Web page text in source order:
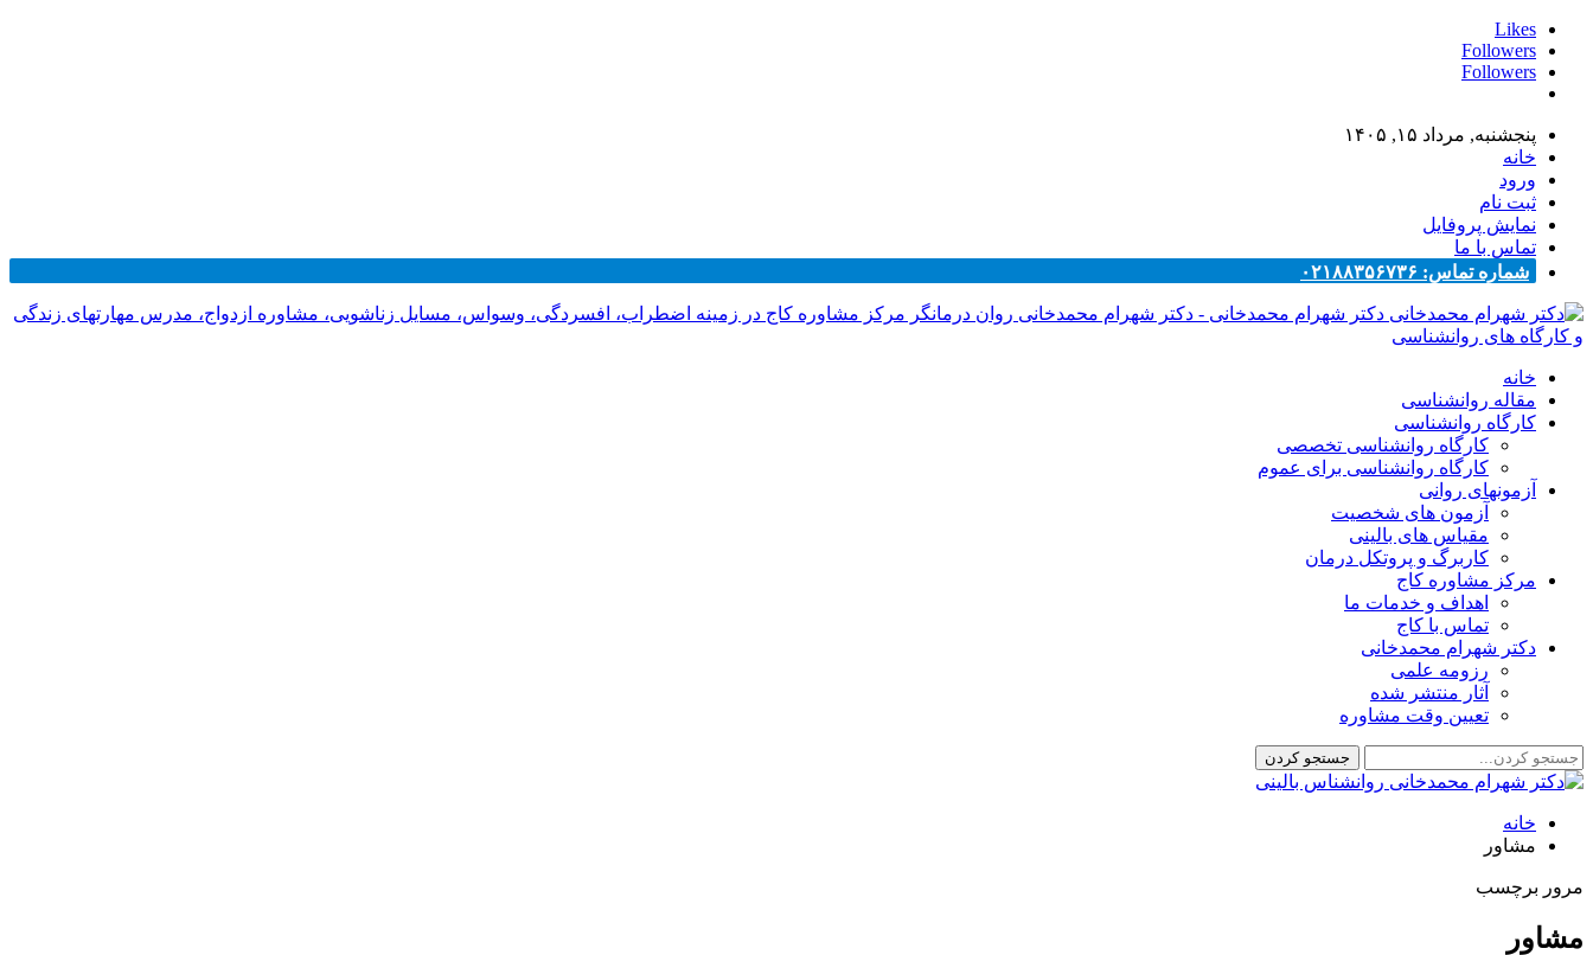
Likes
Followers
Followers
پنجشنبه, مرداد ۱۵, ۱۴۰۵
خانه
ورود
ثبت نام
نمایش پروفایل
تماس با ما
شماره تماس: ۰۲۱۸۸۳۵۶۷۳۶
دکتر شهرام محمدخانی - دکتر شهرام محمدخانی روان درمانگر مرکز مشاوره کاج در زمینه اضطراب، افسردگی، وسواس، مسایل زناشویی، مشاوره ازدواج، مدرس مهارتهای زندگی
و کارگاه های روانشناسی
خانه
مقاله روانشناسی
کارگاه روانشناسی
کارگاه روانشناسی تخصصی
کارگاه روانشناسی برای عموم
آزمونهای روانی
آزمون های شخصیت
مقیاس های بالینی
کاربرگ و پروتکل درمان
مرکز مشاوره کاج
اهداف و خدمات ما
تماس با کاج
دکتر شهرام محمدخانی
رزومه علمی
آثار منتشر شده
تعیین وقت مشاوره
خانه
مشاور
مرور برچسب
مشاور